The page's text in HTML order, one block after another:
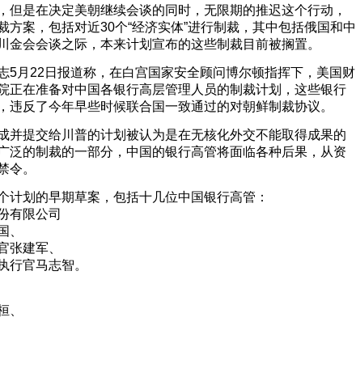
但是在决定美朝继续会谈的同时，无限期的推迟这个行动，
方案，包括对近30个“经济实体”进行制裁，其中包括俄国和中
金会会谈之际，本来计划宣布的这些制裁目前被搁置。
5月22日报道称，在白宫国家安全顾问博尔顿指挥下，美国财
正在准备对中国各银行高层管理人员的制裁计划，这些银行
违反了今年早些时候联合国一致通过的对朝鲜制裁协议。
并提交给川普的计划被认为是在无核化外交不能取得成果的
泛的制裁的一部分，中国的银行高管将面临各种后果，从资
令。
计划的早期草案，包括十几位中国银行高管：
有限公司
、
张建军、
行官马志智。
、